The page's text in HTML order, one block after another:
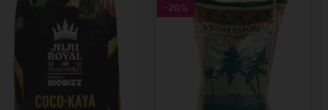
-20%